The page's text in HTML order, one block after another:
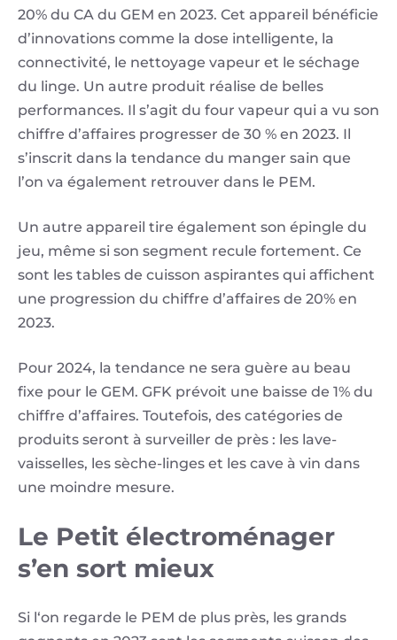
20% du CA du GEM en 2023. Cet appareil bénéficie
d’innovations comme la dose intelligente, la
connectivité, le nettoyage vapeur et le séchage
du linge. Un autre produit réalise de belles
performances. Il s’agit du four vapeur qui a vu son
chiffre d’affaires progresser de 30 % en 2023. Il
s’inscrit dans la tendance du manger sain que
l’on va également retrouver dans le PEM.
Un autre appareil tire également son épingle du
jeu, même si son segment recule fortement. Ce
sont les tables de cuisson aspirantes qui affichent
une progression du chiffre d’affaires de 20% en
2023.
Pour 2024, la tendance ne sera guère au beau
fixe pour le GEM. GFK prévoit une baisse de 1% du
chiffre d’affaires. Toutefois, des catégories de
produits seront à surveiller de près : les lave-
vaisselles, les sèche-linges et les cave à vin dans
une moindre mesure.
Le Petit électroménager
s’en sort mieux
Si l‘on regarde le PEM de plus près, les grands